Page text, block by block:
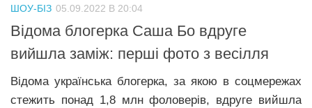
ШОУ-БІЗ 05.09.2022 В 20:04
Відома блогерка Саша Бо вдруге
вийшла заміж: перші фото з весілля
Відома українська блогерка, за якою в соцмережах
стежить понад 1,8 млн фоловерів, вдруге вийшла